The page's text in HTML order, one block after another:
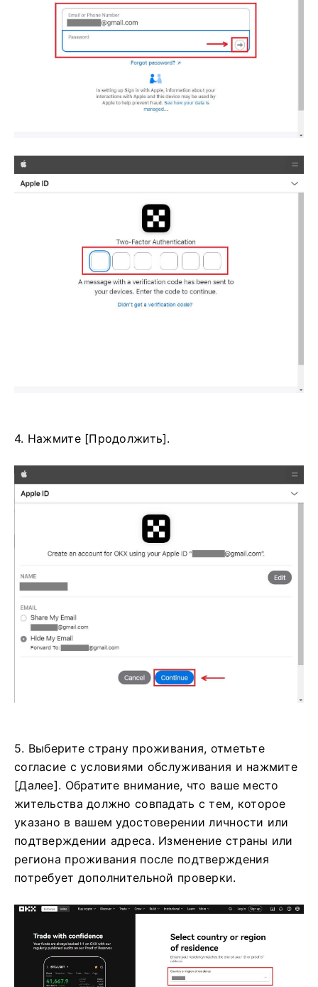
4. Нажмите [Продолжить].
5. Выберите страну проживания, отметьте
согласие с условиями обслуживания и нажмите
[Далее]. Обратите внимание, что ваше место
жительства должно совпадать с тем, которое
указано в вашем удостоверении личности или
подтверждении адреса. Изменение страны или
региона проживания после подтверждения
потребует дополнительной проверки.